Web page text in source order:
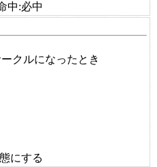
中:必中
クルになったとき
にする